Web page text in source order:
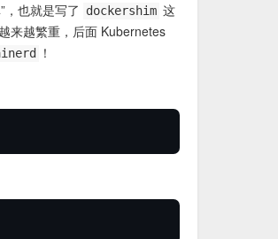
也就是写了
dockershim 这
来越繁重，后面 Kubernetes
！